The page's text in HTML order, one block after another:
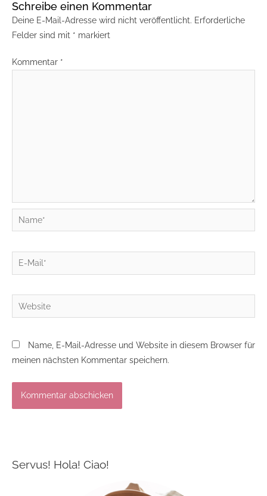
Schreibe einen Kommentar
Deine E-Mail-Adresse wird nicht veröffentlicht. Erforderliche
Felder sind mit * markiert
Kommentar *
Name*
E-
Mail*
Website
Name, E-Mail-Adresse und Website in diesem Browser für
meinen nächsten Kommentar speichern.
Servus! Hola! Ciao!